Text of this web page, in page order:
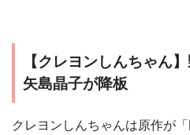
【クレヨンしんちゃん
矢島晶子が降板
クレヨンしんちゃんは原作が